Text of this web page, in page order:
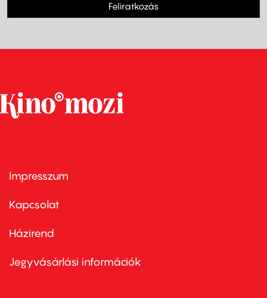
Feliratkozás
Footer
first
Impresszum
Kapcsolat
Footer
second
Házirend
Jegyvásárlási információk